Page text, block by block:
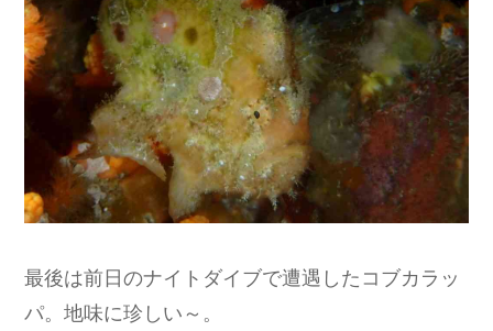
最後は前日のナイトダイブで遭遇したコブカラッ
パ。地味に珍しい～。